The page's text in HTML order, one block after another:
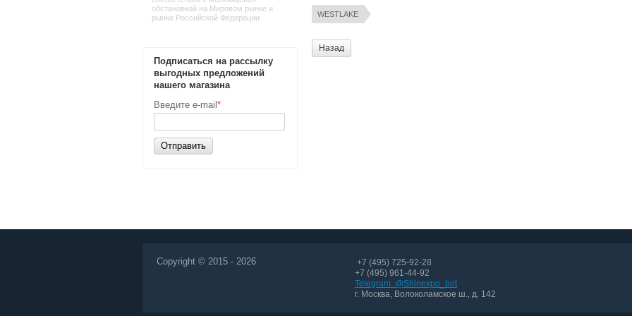
обстановкой на Мировом рынке и
рынке Российской Федерации
Подписаться на рассылку
выгодных предложений
нашего магазина
Введите e-mail *
Отправить
WESTLAKE
Назад
Copyright © 2015 - 2026
+7 (495) 725-92-28
+7 (495) 961-44-92
Telegram: @Shinexpo_bot
г. Москва, Волоколамское ш., д. 142